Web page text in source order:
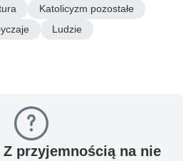
Katolicyzm pozostałe
Ludzie
przyjemnością na nie